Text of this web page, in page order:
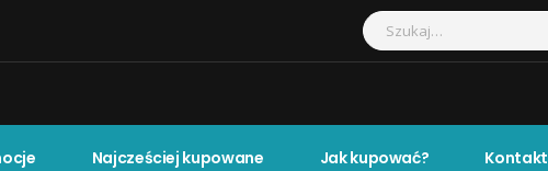
Najcześciej kupowane Jak kupować? Kontakt